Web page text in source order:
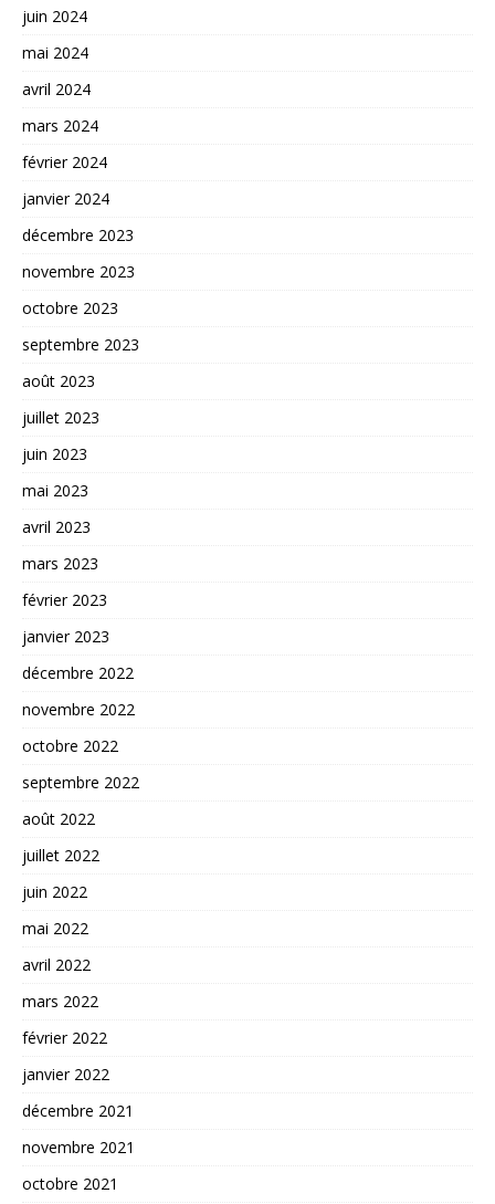
juin 2024
mai 2024
avril 2024
mars 2024
février 2024
janvier 2024
décembre 2023
novembre 2023
octobre 2023
septembre 2023
août 2023
juillet 2023
juin 2023
mai 2023
avril 2023
mars 2023
février 2023
janvier 2023
décembre 2022
novembre 2022
octobre 2022
septembre 2022
août 2022
juillet 2022
juin 2022
mai 2022
avril 2022
mars 2022
février 2022
janvier 2022
décembre 2021
novembre 2021
octobre 2021